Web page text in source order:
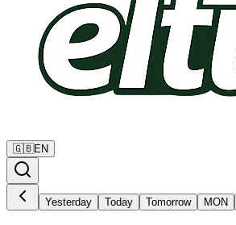
🇬🇧EN
Yesterday Today Tomorrow MON